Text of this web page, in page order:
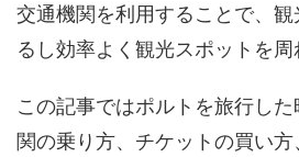
交通機関を利用することで、
るし効率よく観光スポットを周
この記事ではポルトを旅行し
関の乗り方、チケットの買い